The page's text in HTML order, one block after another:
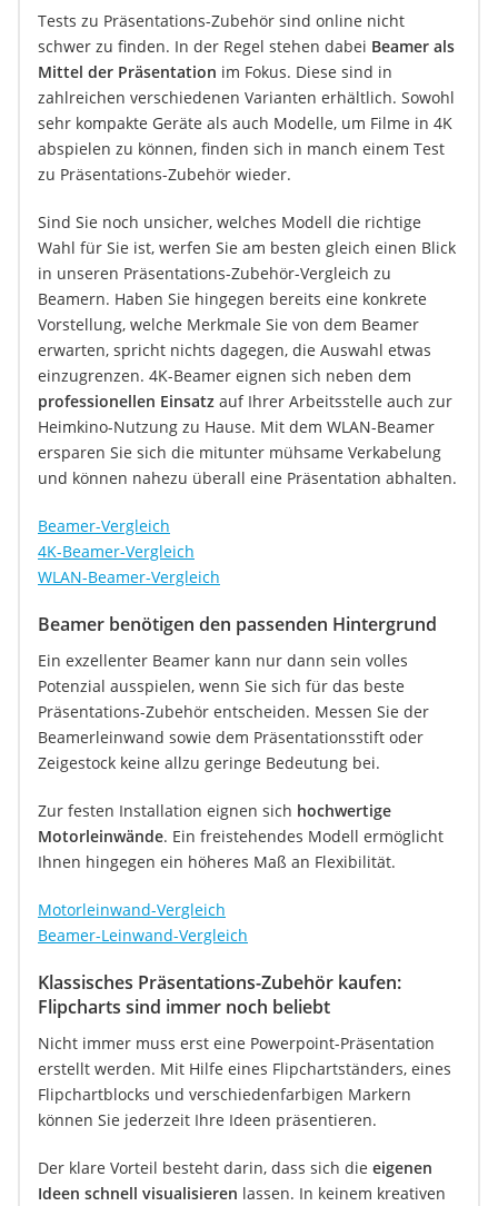
Tests zu Präsentations-Zubehör sind online nicht
schwer zu finden. In der Regel stehen dabei Beamer als
Mittel der Präsentation im Fokus. Diese sind in
zahlreichen verschiedenen Varianten erhältlich. Sowohl
sehr kompakte Geräte als auch Modelle, um Filme in 4K
abspielen zu können, finden sich in manch einem Test
zu Präsentations-Zubehör wieder.
Sind Sie noch unsicher, welches Modell die richtige
Wahl für Sie ist, werfen Sie am besten gleich einen Blick
in unseren Präsentations-Zubehör-Vergleich zu
Beamern. Haben Sie hingegen bereits eine konkrete
Vorstellung, welche Merkmale Sie von dem Beamer
erwarten, spricht nichts dagegen, die Auswahl etwas
einzugrenzen. 4K-Beamer eignen sich neben dem
professionellen Einsatz auf Ihrer Arbeitsstelle auch zur
Heimkino-Nutzung zu Hause. Mit dem WLAN-Beamer
ersparen Sie sich die mitunter mühsame Verkabelung
und können nahezu überall eine Präsentation abhalten.
Beamer-Vergleich
4K-Beamer-Vergleich
WLAN-Beamer-Vergleich
Beamer benötigen den passenden Hintergrund
Ein exzellenter Beamer kann nur dann sein volles
Potenzial ausspielen, wenn Sie sich für das beste
Präsentations-Zubehör entscheiden. Messen Sie der
Beamerleinwand sowie dem Präsentationsstift oder
Zeigestock keine allzu geringe Bedeutung bei.
Zur festen Installation eignen sich hochwertige
Motorleinwände. Ein freistehendes Modell ermöglicht
Ihnen hingegen ein höheres Maß an Flexibilität.
Motorleinwand-Vergleich
Beamer-Leinwand-Vergleich
Klassisches Präsentations-Zubehör kaufen:
Flipcharts sind immer noch beliebt
Nicht immer muss erst eine Powerpoint-Präsentation
erstellt werden. Mit Hilfe eines Flipchartständers, eines
Flipchartblocks und verschiedenfarbigen Markern
können Sie jederzeit Ihre Ideen präsentieren.
Der klare Vorteil besteht darin, dass sich die eigenen
Ideen schnell visualisieren lassen. In keinem kreativen